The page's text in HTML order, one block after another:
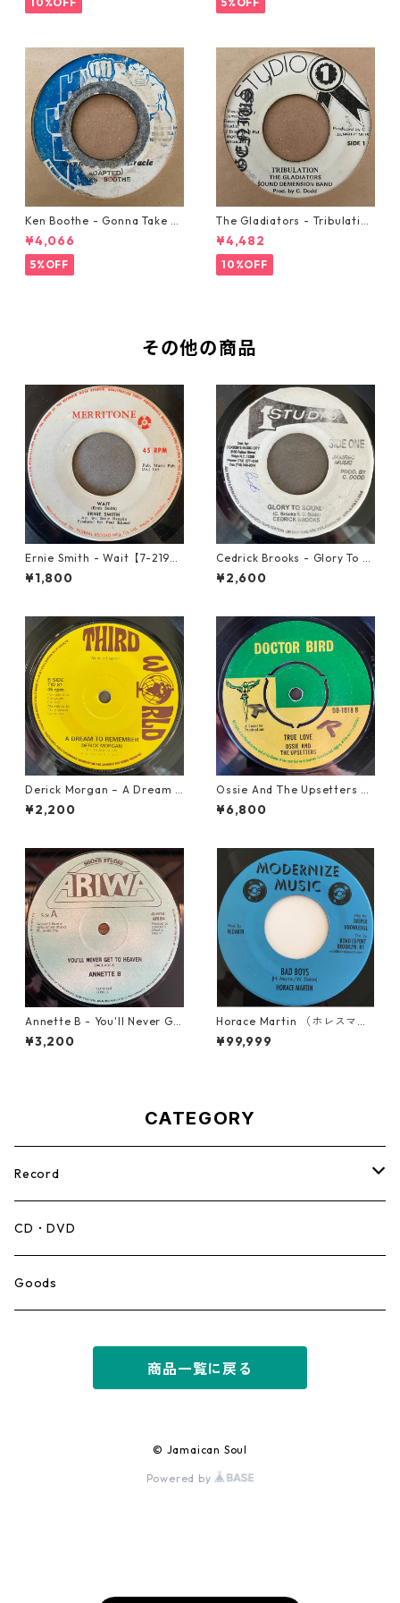
Ken Boothe - Gonna Take A
Miracle【7-21362】
¥4,066
5%OFF
The Gladiators - Tribulation
【7-21365】
¥4,482
10%OFF
その他の商品
Ernie Smith - Wait【7-2196
0】
¥1,800
Cedrick Brooks - Glory To S
ounds【7-21786】
¥2,600
Derick Morgan – A Dream T
o Remember【7-21824】
¥2,200
Ossie And The Upsetters -
True Love【7-22000】
¥6,800
Annette B - You'll Never Ge
t To Heaven【12-50058】
¥3,200
Horace Martin （ホレスマー
ティン） - Bad Boys【7'】
¥99,999
CATEGORY
Record
Mento,Calypso,Ballad
Ska
CD・DVD
Goods
商品一覧に戻る
© Jamaican Soul
Powered by